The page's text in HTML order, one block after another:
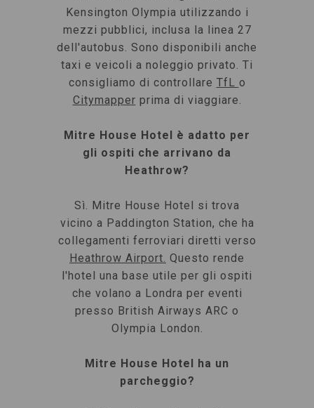
Kensington Olympia utilizzando i
mezzi pubblici, inclusa la linea 27
dell'autobus. Sono disponibili anche
taxi e veicoli a noleggio privato. Ti
consigliamo di controllare TfL o
Citymapper prima di viaggiare.
Mitre House Hotel è adatto per
gli ospiti che arrivano da
Heathrow?
Sì. Mitre House Hotel si trova
vicino a Paddington Station, che ha
collegamenti ferroviari diretti verso
Heathrow Airport. Questo rende
l'hotel una base utile per gli ospiti
che volano a Londra per eventi
presso British Airways ARC o
Olympia London.
Mitre House Hotel ha un
parcheggio?